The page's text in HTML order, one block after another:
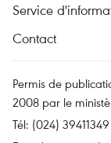
Service
Contact
Permis de
2008 par le
Tél: (024)